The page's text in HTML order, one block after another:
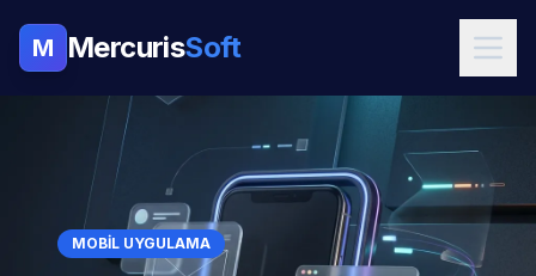
M MercurisSoft
MOBIL UYGULAMA